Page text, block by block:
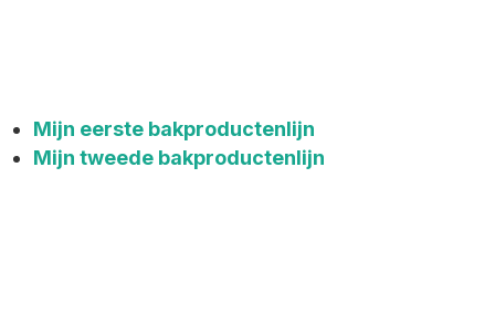
Mijn eerste bakproductenlijn
Mijn tweede bakproductenlijn